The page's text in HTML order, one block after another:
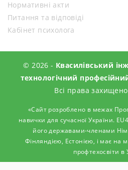
Нормативні акти
Питання та відповіді
Кабінет психолога
© 2026 - Квасилівський
технологічний
Всі права захищено
«Сайт розроблено в межах
навички для сучасної України.
його державами-членами
Фінляндією, Естонією, і має на
профтехосвіти в